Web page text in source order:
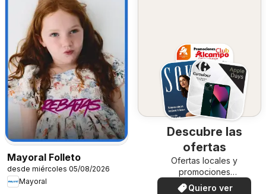
Mayoral Folleto
desde miércoles 05/08/2026
Mayoral
Descubre las
ofertas
Ofertas locales y
promociones
especiales.
Quiero ver